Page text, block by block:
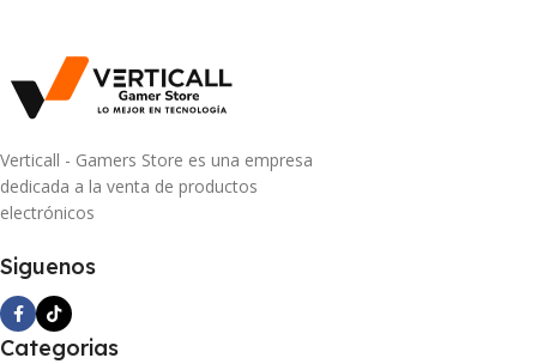
Verticall - Gamers Store es una empresa
dedicada a la venta de productos
electrónicos
Siguenos
Categorias